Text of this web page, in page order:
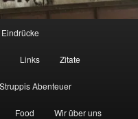
Eindrücke
Links Zitate
Struppis Abenteuer
Food Wir über uns